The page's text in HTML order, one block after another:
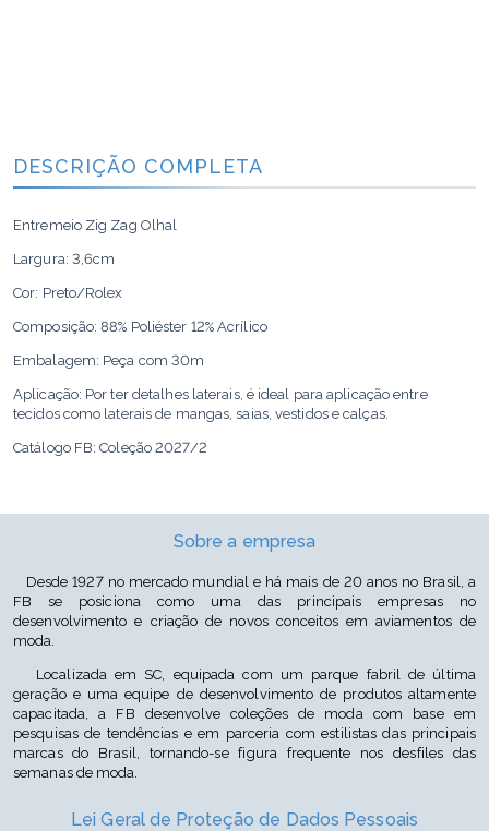
DESCRIÇÃO COMPLETA
Entremeio Zig Zag Olhal
Largura: 3,6cm
Cor: Preto/Rolex
Composição: 88% Poliéster 12% Acrílico
Embalagem: Peça com 30m
Aplicação: Por ter detalhes laterais, é ideal para aplicação entre
tecidos como laterais de mangas, saias, vestidos e calças.
Catálogo FB: Coleção 2027/2
Sobre a empresa
Desde 1927 no mercado mundial e há mais de 20 anos no Brasil, a
FB se posiciona como uma das principais empresas no
desenvolvimento e criação de novos conceitos em aviamentos de
moda.
Localizada em SC, equipada com um parque fabril de última
geração e uma equipe de desenvolvimento de produtos altamente
capacitada, a FB desenvolve coleções de moda com base em
pesquisas de tendências e em parceria com estilistas das principais
marcas do Brasil, tornando-se figura frequente nos desfiles das
semanas de moda.
Lei Geral de Proteção de Dados Pessoais